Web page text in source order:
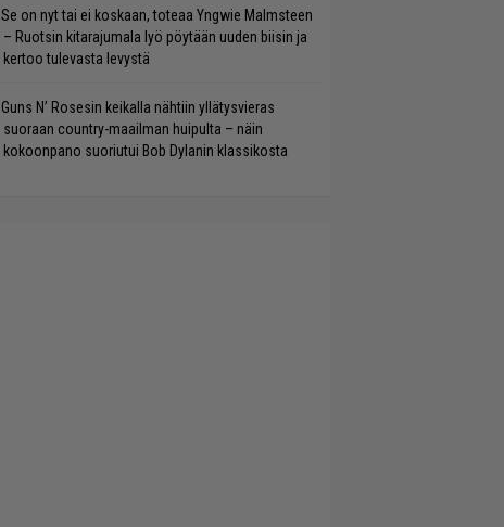
Se on nyt tai ei koskaan, toteaa Yngwie Malmsteen
– Ruotsin kitarajumala lyö pöytään uuden biisin ja
kertoo tulevasta levystä
Guns N’ Rosesin keikalla nähtiin yllätysvieras
suoraan country-maailman huipulta – näin
kokoonpano suoriutui Bob Dylanin klassikosta